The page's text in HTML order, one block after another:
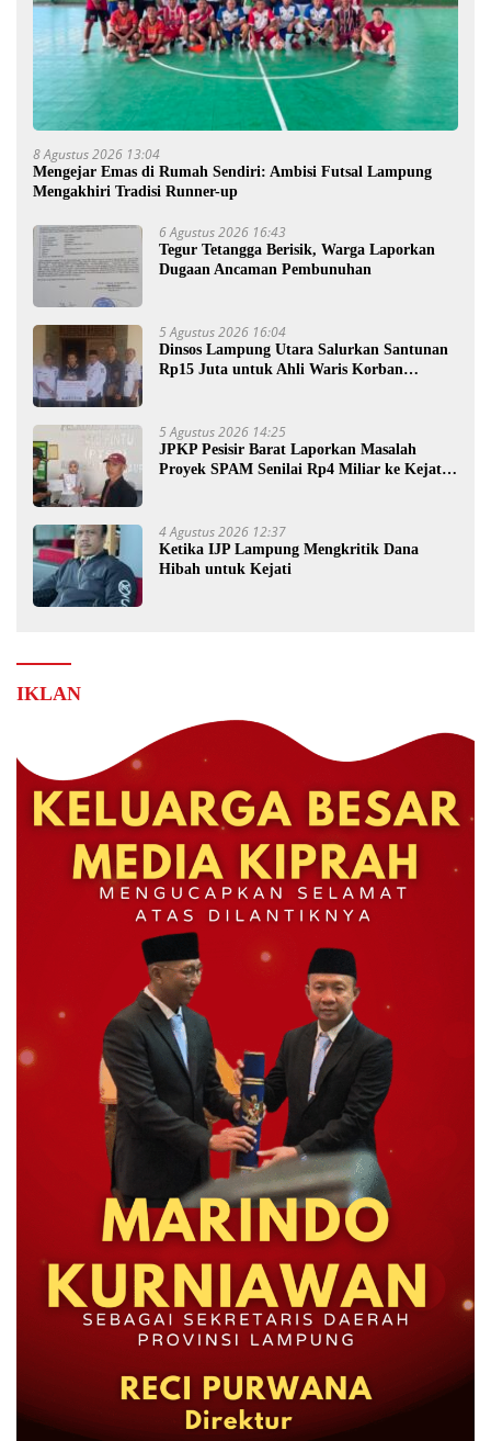
8 Agustus 2026 13:04
Mengejar Emas di Rumah Sendiri: Ambisi Futsal Lampung
Mengakhiri Tradisi Runner-up
6 Agustus 2026 16:43
Tegur Tetangga Berisik, Warga Laporkan
Dugaan Ancaman Pembunuhan
5 Agustus 2026 16:04
Dinsos Lampung Utara Salurkan Santunan
Rp15 Juta untuk Ahli Waris Korban
5 Agustus 2026 14:25
JPKP Pesisir Barat Laporkan Masalah
Proyek SPAM Senilai Rp4 Miliar ke Kejati
4 Agustus 2026 12:37
Ketika IJP Lampung Mengkritik Dana
Hibah untuk Kejati
IKLAN